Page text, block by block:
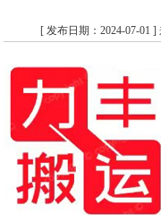
[ 发布日期：2024-07-01 ]